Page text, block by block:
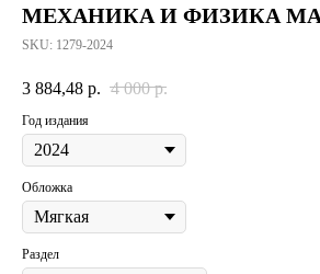
МЕХАНИКА И ФИЗИКА
SKU: 1279-2024
3 884,48 р. 4 000 р.
Год издания
Обложка
Раздел